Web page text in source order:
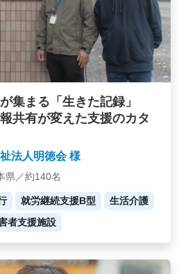
集まる「生きた記録」
共有が変えた支援のカタ
法人明徳会 様
県／約140名
就労継続支援B型
生活介護
者支援施設